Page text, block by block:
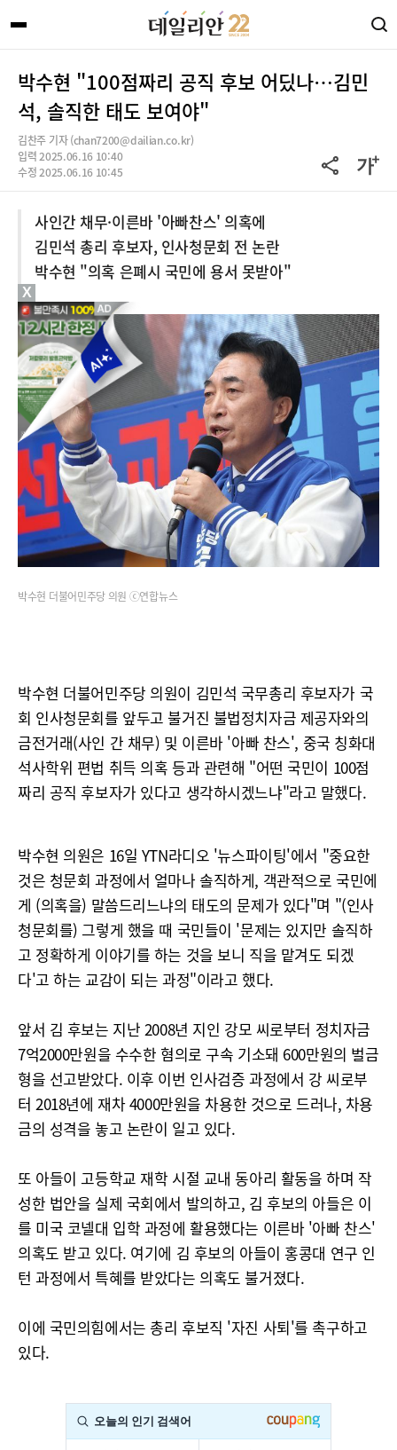
박수현 "100점짜리 공직 후보 어딨나…김민
석, 솔직한 태도 보여야"
김찬주 기자 (chan7200@dailian.co.kr)
입력 2025.06.16 10:40
수정 2025.06.16 10:45
사인간 채무·이른바 '아빠찬스' 의혹에
김민석 총리 후보자, 인사청문회 전 논란
박수현 "의혹 은폐시 국민에 용서 못받아"
박수현 더불어민주당 의원 ⓒ연합뉴스
박수현 더불어민주당 의원이 김민석 국무총리 후보자가 국
회 인사청문회를 앞두고 불거진 불법정치자금 제공자와의
금전거래(사인 간 채무) 및 이른바 '아빠 찬스', 중국 칭화대
석사학위 편법 취득 의혹 등과 관련해 "어떤 국민이 100점
짜리 공직 후보자가 있다고 생각하시겠느냐"라고 말했다.
박수현 의원은 16일 YTN라디오 '뉴스파이팅'에서 "중요한
것은 청문회 과정에서 얼마나 솔직하게, 객관적으로 국민에
게 (의혹을) 말씀드리느냐의 태도의 문제가 있다"며 "(인사
청문회를) 그렇게 했을 때 국민들이 '문제는 있지만 솔직하
고 정확하게 이야기를 하는 것을 보니 직을 맡겨도 되겠
다'고 하는 교감이 되는 과정"이라고 했다.
앞서 김 후보는 지난 2008년 지인 강모 씨로부터 정치자금
7억2000만원을 수수한 혐의로 구속 기소돼 600만원의 벌금
형을 선고받았다. 이후 이번 인사검증 과정에서 강 씨로부
터 2018년에 재차 4000만원을 차용한 것으로 드러나, 차용
금의 성격을 놓고 논란이 일고 있다.
또 아들이 고등학교 재학 시절 교내 동아리 활동을 하며 작
성한 법안을 실제 국회에서 발의하고, 김 후보의 아들은 이
를 미국 코넬대 입학 과정에 활용했다는 이른바 '아빠 찬스'
의혹도 받고 있다. 여기에 김 후보의 아들이 홍콩대 연구 인
턴 과정에서 특혜를 받았다는 의혹도 불거졌다.
이에 국민의힘에서는 총리 후보직 '자진 사퇴'를 촉구하고
있다.
X